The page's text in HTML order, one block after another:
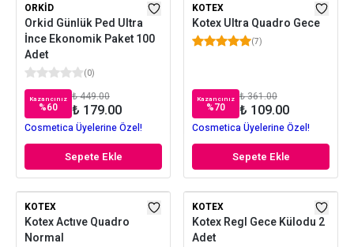
ORKID
Orkid Günlük Ped Ultra
İnce Ekonomik Paket 100
Adet
(0)
Kazancınız
%60
₺ 449.00
₺ 179.00
Cosmetica Üyelerine Özel!
Sepete Ekle
KOTEX
Kotex Ultra Quadro Gece
(7)
Kazancınız
%70
₺ 361.00
₺ 109.00
Cosmetica Üyelerine Özel!
Sepete Ekle
KOTEX
Kotex Actıve Quadro
Normal
KOTEX
Kotex Regl Gece Külodu 2
Adet